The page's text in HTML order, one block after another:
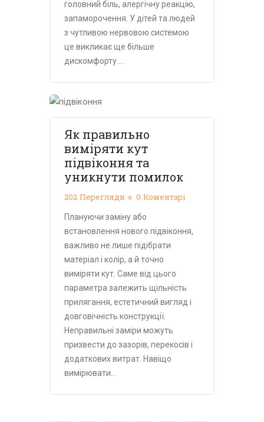
головний біль, алергічну реакцію,
запаморочення. У дітей та людей
з чутливою нервовою системою
це викликає ще більше
дискомфорту.…
Як правильно
виміряти кут
підвіконня та
уникнути помилок
202 Перегляди 0 Коментарі
Плануючи заміну або
встановлення нового підвіконня,
важливо не лише підібрати
матеріал і колір, а й точно
виміряти кут. Саме від цього
параметра залежить щільність
прилягання, естетичний вигляд і
довговічність конструкції.
Неправильні заміри можуть
призвести до зазорів, перекосів і
додаткових витрат. Навіщо
вимірювати…